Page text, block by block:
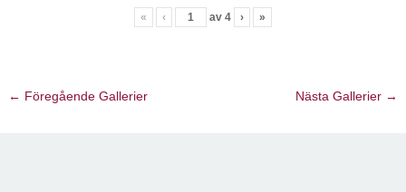
« ‹ av 4 › »
← Föregående Gallerier Nästa Gallerier →